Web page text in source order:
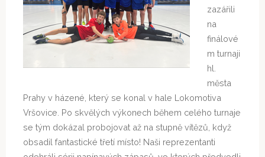
zazářili
na
finálové
m turnaji
hl.
města
Prahy v házené, který se konal v hale Lokomotiva
Vršovice. Po skvělých výkonech během celého turnaje
se tým dokázal probojovat až na stupně vítězů, když
obsadil fantastické třetí místo! Naši reprezentanti